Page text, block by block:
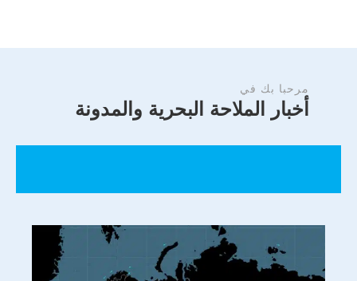
مرحبا بك في
أخبار الملاحة البحرية والمدونة